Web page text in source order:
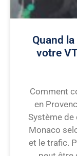
Quand
votre
Comment
en
Système de
Monaco
et le trafic.